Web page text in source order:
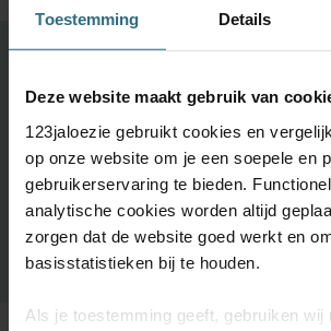
Toestemming Details
Deze website maakt gebruik van
123jaloezie gebruikt cookies en
op onze website om je een soepele en
gebruikerservaring te bieden.
analytische cookies worden altijd
zorgen dat de website goed werkt en
basisstatistieken bij te houden.
Als je toestemming geeft, gebruiken wij
Grootste keuze uit diverse
Bestel tot maximaal 6 GRATIS
Vandaag vóór 12:00 besteld is
BESTEL GRATIS